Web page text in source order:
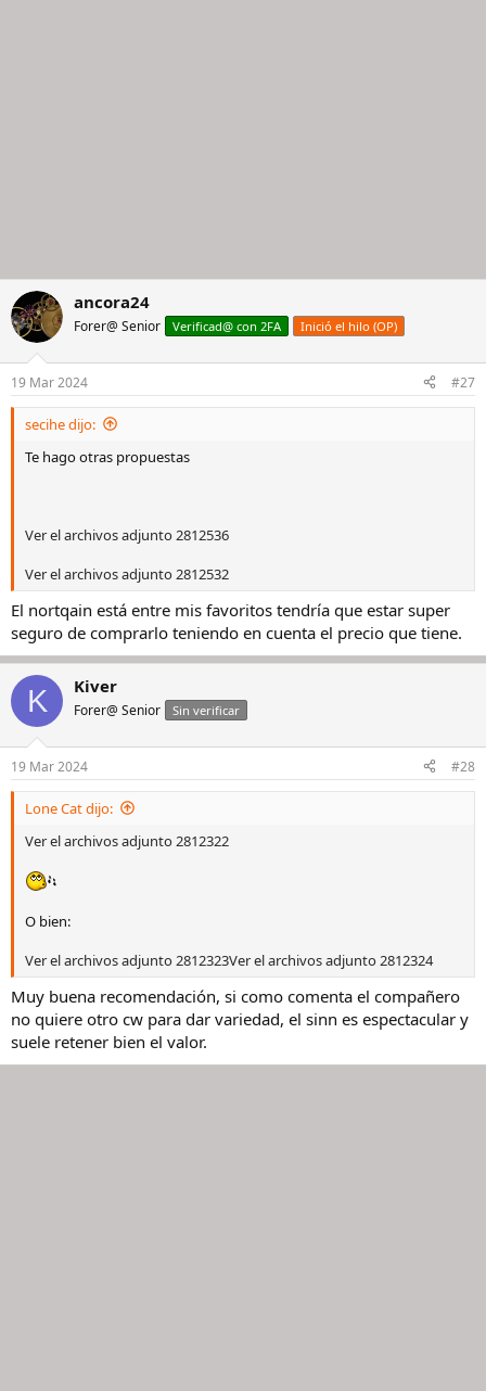
ancora24
Forer@ Senior Verificad@ con 2FA Inició el hilo (OP)
19 Mar 2024 #27
secihe dijo:
Te hago otras propuestas
Ver el archivos adjunto 2812536
Ver el archivos adjunto 2812532
El nortqain está entre mis favoritos tendría que estar super
seguro de comprarlo teniendo en cuenta el precio que tiene.
K Kiver
Forer@ Senior Sin verificar
19 Mar 2024 #28
Lone Cat dijo:
Ver el archivos adjunto 2812322
O bien:
Ver el archivos adjunto 2812323Ver el archivos adjunto 2812324
Muy buena recomendación, si como comenta el compañero
no quiere otro cw para dar variedad, el sinn es espectacular y
suele retener bien el valor.